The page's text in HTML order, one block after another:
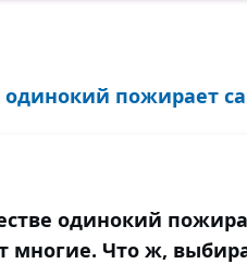
пожирает
одинокий
многие. Что ж,